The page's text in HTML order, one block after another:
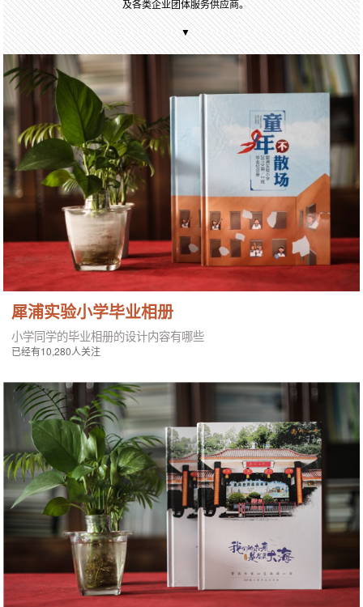
及各类企业团体服务供应商。
▼
犀浦实验小学毕业相册
小学同学的毕业相册的设计内容有哪些
已经有10,280人关注